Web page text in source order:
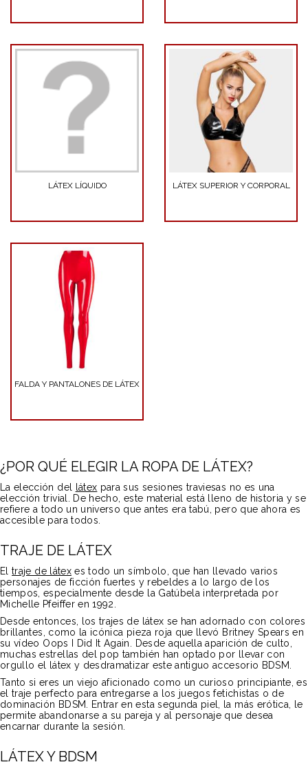
LÁTEX LÍQUIDO LÁTEX SUPERIOR Y CORPORAL
FALDA Y PANTALONES DE LÁTEX
¿POR QUÉ ELEGIR LA ROPA DE LÁTEX?
La elección del látex para sus sesiones traviesas no es una
elección trivial. De hecho, este material está lleno de historia y se
refiere a todo un universo que antes era tabú, pero que ahora es
accesible para todos.
TRAJE DE LÁTEX
Eltraje de látexes todo un símbolo, que han llevado varios
personajes de ficción fuertes y rebeldes a lo largo de los
tiempos, especialmente desde la Gatúbela interpretada por
Michelle Pfeiffer en 1992.
Desde entonces, los trajes de látex se han adornado con colores
brillantes, como la icónica pieza roja que llevó Britney Spears en
su vídeo Oops I Did It Again. Desde aquella aparición de culto,
muchas estrellas del pop también han optado por llevar con
orgullo el látex y desdramatizar este antiguo accesorio BDSM.
Tanto si eres un viejo aficionado como un curioso principiante, es
el traje perfecto para entregarse a los juegos fetichistas o de
dominación BDSM. Entrar en esta segunda piel, la más erótica, le
permite abandonarse a su pareja y al personaje que desea
encarnar durante la sesión.
LÁTEX Y BDSM